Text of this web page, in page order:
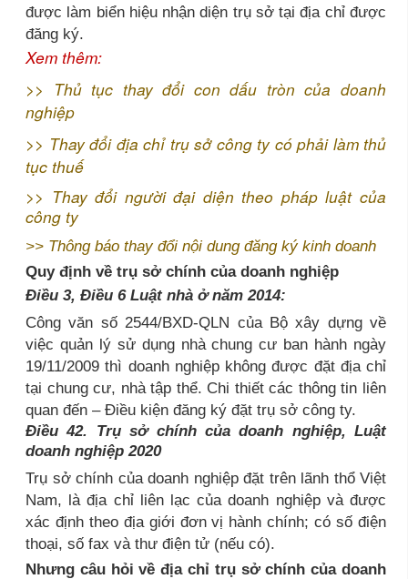
được làm biển hiệu nhận diện trụ sở tại địa chỉ được
đăng ký.
Xem thêm:
>> Thủ tục thay đổi con dấu tròn của doanh
nghiệp
>> Thay đổi địa chỉ trụ sở công ty có phải làm thủ
tục thuế
>> Thay đổi người đại diện theo pháp luật của
công ty
>> Thông báo thay đổi nội dung đăng ký kinh doanh
Quy định về trụ sở chính của doanh nghiệp
Điều 3, Điều 6 Luật nhà ở năm 2014:
Công văn số 2544/BXD-QLN của Bộ xây dựng về
việc quản lý sử dụng nhà chung cư ban hành ngày
19/11/2009 thì doanh nghiệp không được đặt địa chỉ
tại chung cư, nhà tập thể. Chi thiết các thông tin liên
quan đến – Điều kiện đăng ký đặt trụ sở công ty.
Điều 42. Trụ sở chính của doanh nghiệp, Luật
doanh nghiệp 2020
Trụ sở chính của doanh nghiệp đặt trên lãnh thổ Việt
Nam, là địa chỉ liên lạc của doanh nghiệp và được
xác định theo địa giới đơn vị hành chính; có số điện
thoại, số fax và thư điện tử (nếu có).
Nhưng câu hỏi về địa chỉ trụ sở chính của doanh